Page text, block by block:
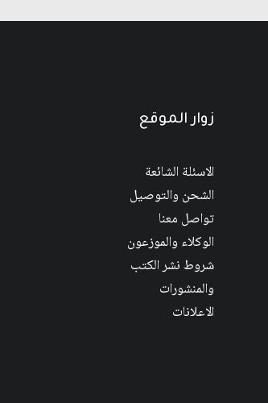
زوار الموقع
الاسئلة الشائعة
الشحن والتوصيل
تواصل معنا
الوكلاء والموزعون
شروط نشر الكتب
والمنشورات
الاعلانات